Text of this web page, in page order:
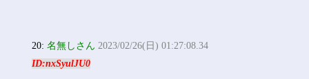
20:名無しさん 2023/02/26(日) 01:27:08.34
ID:nxSyulJU0